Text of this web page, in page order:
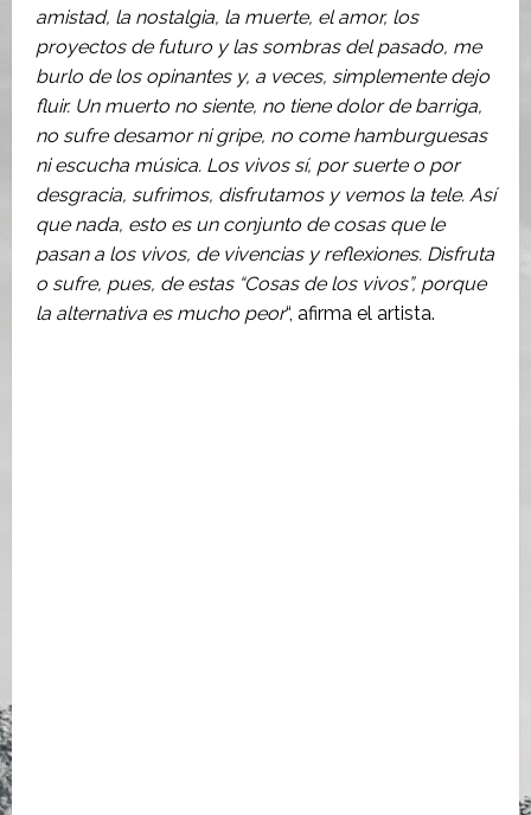
amistad, la nostalgia, la muerte, el amor, los
proyectos de futuro y las sombras del pasado, me
burlo de los opinantes y, a veces, simplemente dejo
fluir. Un muerto no siente, no tiene dolor de barriga,
no sufre desamor ni gripe, no come hamburguesas
ni escucha música. Los vivos sí, por suerte o por
desgracia, sufrimos, disfrutamos y vemos la tele. Así
que nada, esto es un conjunto de cosas que le
pasan a los vivos, de vivencias y reflexiones. Disfruta
o sufre, pues, de estas “Cosas de los vivos”, porque
la alternativa es mucho peor“, afirma el artista.